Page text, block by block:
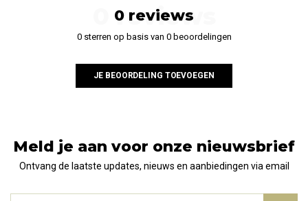
0 reviews
0 reviews
0 sterren op basis van 0 beoordelingen
JE BEOORDELING TOEVOEGEN
Meld je aan voor onze nieuwsbrief
Ontvang de laatste updates, nieuws en aanbiedingen via email